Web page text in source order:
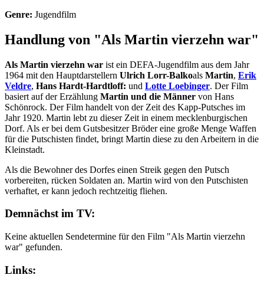
Genre: Jugendfilm
Handlung von "Als Martin vierzehn war"
Als Martin vierzehn war ist ein DEFA-Jugendfilm aus dem Jahr
1964 mit den Hauptdarstellern Ulrich Lorr-Balkoals Martin, Erik
Veldre, Hans Hardt-Hardtloff: und Lotte Loebinger. Der Film
basiert auf der Erzählung Martin und die Männer von Hans
Schönrock. Der Film handelt von der Zeit des Kapp-Putsches im
Jahr 1920. Martin lebt zu dieser Zeit in einem mecklenburgischen
Dorf. Als er bei dem Gutsbesitzer Bröder eine große Menge Waffen
für die Putschisten findet, bringt Martin diese zu den Arbeitern in die
Kleinstadt.
Als die Bewohner des Dorfes einen Streik gegen den Putsch
vorbereiten, rücken Soldaten an. Martin wird von den Putschisten
verhaftet, er kann jedoch rechtzeitig fliehen.
Demnächst im TV:
Keine aktuellen Sendetermine für den Film "Als Martin vierzehn
war" gefunden.
Links: